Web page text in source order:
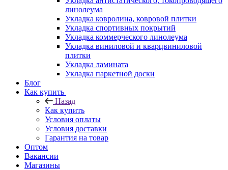
линолеума
Укладка ковролина, ковровой плитки
Укладка спортивных покрытий
Укладка коммерческого линолеума
Укладка виниловой и кварцвиниловой
плитки
Укладка ламината
Укладка паркетной доски
Блог
Как купить
Назад
Как купить
Условия оплаты
Условия доставки
Гарантия на товар
Оптом
Вакансии
Магазины